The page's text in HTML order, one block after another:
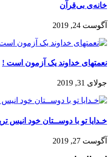
خانه‌ی‌ بی‌قرآن
آگوست 24, 2019
نعمتهای خداوند یک آزمون است !
جولای 31, 2019
خـدايا تو با دوســتان خود انيس
آگوست 27, 2019